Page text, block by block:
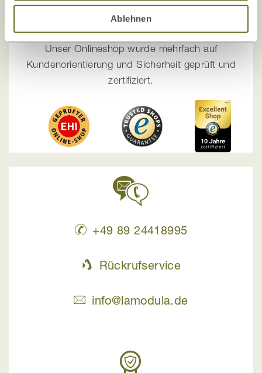
Ablehnen
Die Zufriedenheit unserer Kunden, Sicherheit
und Transparenzstehen bei uns an erster Stelle!
Unser Onlineshop wurde mehrfach auf
Kundenorientierung und Sicherheit geprüft und
zertifiziert.
+49 89 24418995
Rückrufservice
info@lamodula.de